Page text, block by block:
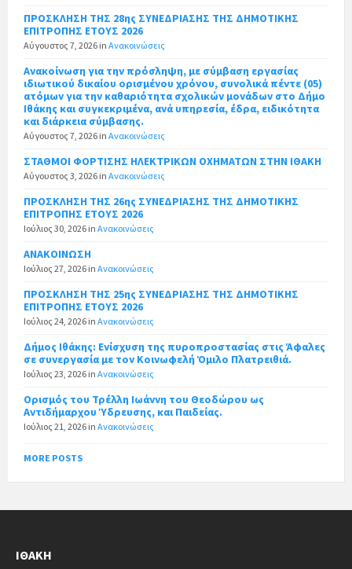
ΠΡΟΣΚΛΗΣΗ ΤΗΣ 28ης ΣΥΝΕΔΡΙΑΣΗΣ ΤΗΣ ΔΗΜΟΤΙΚΗΣ
ΕΠΙΤΡΟΠΗΣ ΕΤΟΥΣ 2026
Αύγουστος 7, 2026 in Ανακοινώσεις
Ανακοίνωση για την πρόσληψη, με σύμβαση εργασίας
ιδιωτικού δικαίου ορισμένου χρόνου, συνολικά πέντε (05)
ατόμων για την καθαριότητα σχολικών μονάδων στο Δήμο
Ιθάκης και συγκεκριμένα, ανά υπηρεσία, έδρα, ειδικότητα
και διάρκεια σύμβασης.
Αύγουστος 7, 2026 in Ανακοινώσεις
ΣΤΑΘΜΟΙ ΦΟΡΤΙΣΗΣ ΗΛΕΚΤΡΙΚΩΝ ΟΧΗΜΑΤΩΝ ΣΤΗΝ ΙΘΑΚΗ
Αύγουστος 3, 2026 in Ανακοινώσεις
ΠΡΟΣΚΛΗΣΗ ΤΗΣ 26ης ΣΥΝΕΔΡΙΑΣΗΣ ΤΗΣ ΔΗΜΟΤΙΚΗΣ
ΕΠΙΤΡΟΠΗΣ ΕΤΟΥΣ 2026
Ιούλιος 30, 2026 in Ανακοινώσεις
ΑΝΑΚΟΙΝΩΣΗ
Ιούλιος 27, 2026 in Ανακοινώσεις
ΠΡΟΣΚΛΗΣΗ ΤΗΣ 25ης ΣΥΝΕΔΡΙΑΣΗΣ ΤΗΣ ΔΗΜΟΤΙΚΗΣ
ΕΠΙΤΡΟΠΗΣ ΕΤΟΥΣ 2026
Ιούλιος 24, 2026 in Ανακοινώσεις
Δήμος Ιθάκης: Ενίσχυση της πυροπροστασίας στις Άφαλες
σε συνεργασία με τον Κοινωφελή Όμιλο Πλατρειθιά.
Ιούλιος 23, 2026 in Ανακοινώσεις
Ορισμός του Τρέλλη Ιωάννη του Θεοδώρου ως
Αντιδήμαρχου Ύδρευσης, και Παιδείας.
Ιούλιος 21, 2026 in Ανακοινώσεις
MORE POSTS
ΙΘΆΚΗ